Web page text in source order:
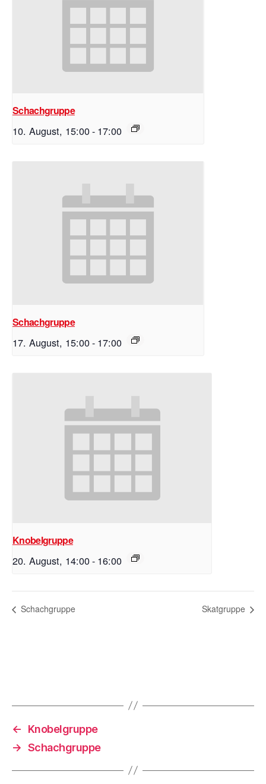
Schachgruppe
10. August, 15:00- 17:00
Schachgruppe
17. August, 15:00- 17:00
Knobelgruppe
20. August, 14:00- 16:00
Schachgruppe Skatgruppe
←
Knobelgruppe
→ Schachgruppe